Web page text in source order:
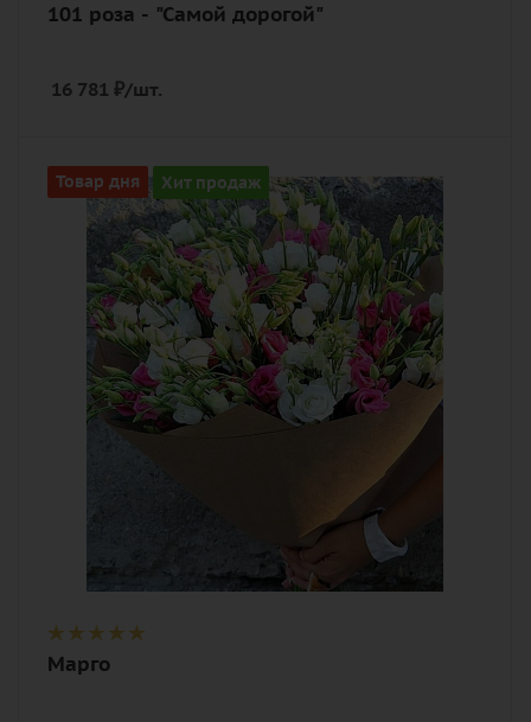
101 роза - "Самой дорогой"
16 781 ₽/шт.
Товар дня Хит продаж
Количество
25
Описание
эустома (лизиантус), лента,
дизайнерская упаковка
Марго